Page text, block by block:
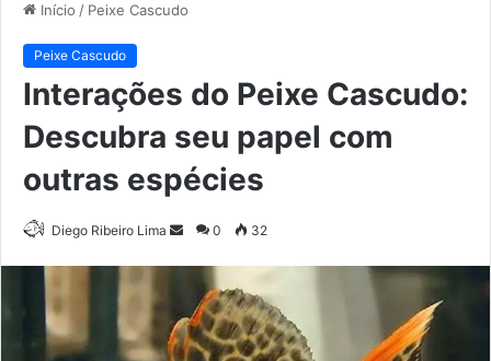
Início / Peixe Cascudo
Peixe Cascudo
Interações do Peixe Cascudo:
Descubra seu papel com
outras espécies
Diego Ribeiro Lima
Mande
mail
0 32